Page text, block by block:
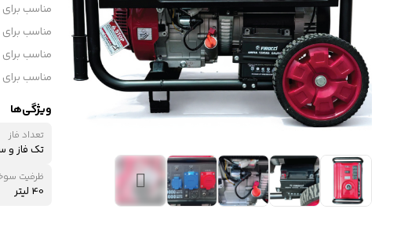
مناسب
مناسب
مناسب برای
مناسب
ویژگی‌ها
تعداد فاز
تک فاز و
ظرفیت
40 لیتر